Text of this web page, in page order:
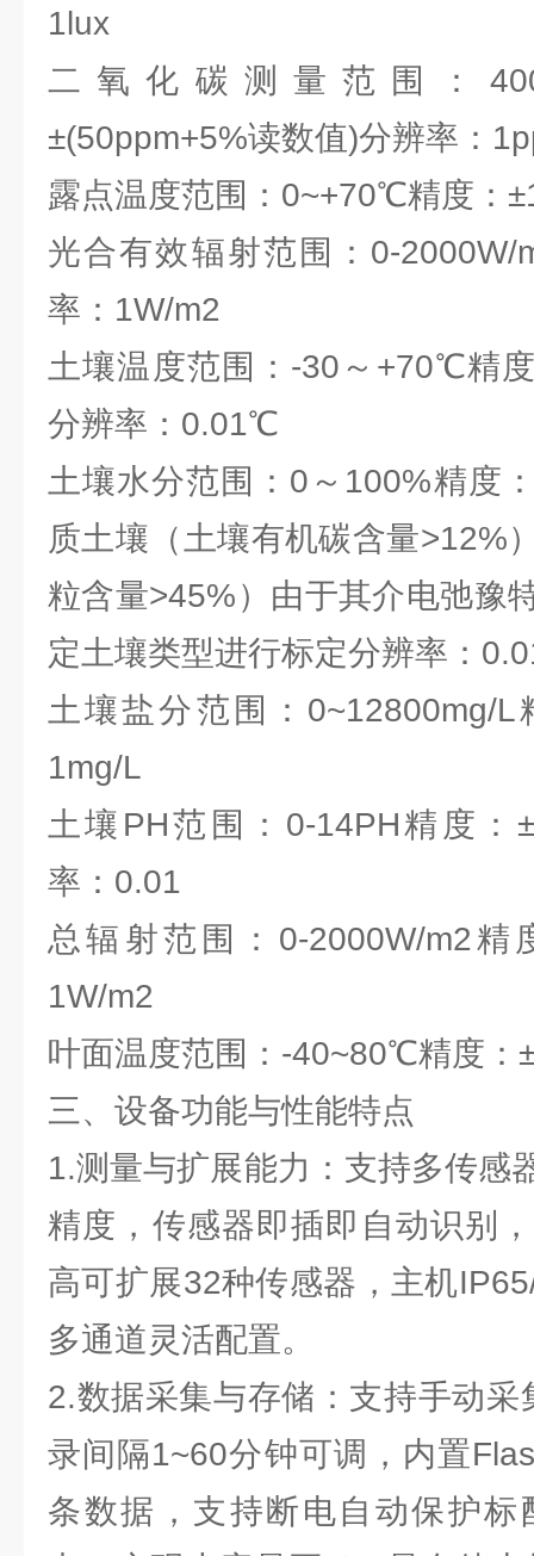
1lux
二氧化碳测量范围：
±(50ppm+5%读数值)分辨率：
露点温度范围：0~+70℃精度：
光合有效辐射范围：0-2000W/
率：1W/m2
土壤温度范围：-30～+70℃精
分辨率：0.01℃
土壤水分范围：0～100%精度
质土壤（土壤有机碳含量>12%
粒含量>45%）由于其介电弛豫
定土壤类型进行标定分辨率：
土壤盐分范围：0~12800mg/
1mg/L
土壤PH范围：0-14PH精度
率：0.01
总辐射范围：0-2000W/m2精
1W/m2
叶面温度范围：-40~80℃精度
三、设备功能与性能特点
1.测量与扩展能力：支持多传感
精度，传感器即插即自动识别
高可扩展32种传感器，主机
多通道灵活配置。
2.数据采集与存储：支持手动
录间隔1~60分钟可调，内置
条数据，支持断电自动保护